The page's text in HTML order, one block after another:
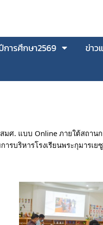
การศึกษา2569
ข่าว
ศ. แบบ Online ภายใต้สถาน
บริหารโรงเรียนพระกุมารเ